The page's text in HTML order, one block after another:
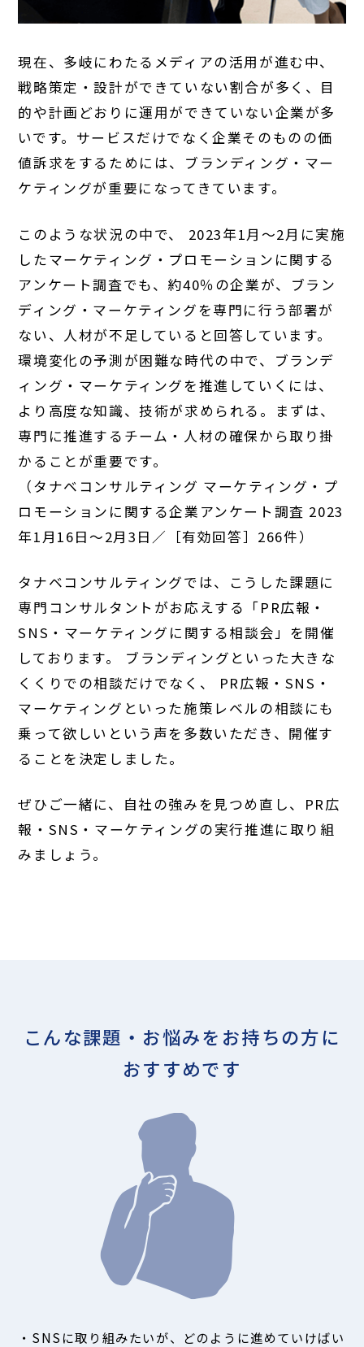
現在、多岐にわたるメディアの活用が進む中、
戦略策定・設計ができていない割合が多く、目
的や計画どおりに運用ができていない企業が多
いです。サービスだけでなく企業そのものの価
値訴求をするためには、ブランディング・マー
ケティングが重要になってきています。
このような状況の中で、 2023年1月～2月に実施
したマーケティング・プロモーションに関する
アンケート調査でも、約40％の企業が、ブラン
ディング・マーケティングを専門に行う部署が
ない、人材が不足していると回答しています。
環境変化の予測が困難な時代の中で、ブランデ
ィング・マーケティングを推進していくには、
より高度な知識、技術が求められる。まずは、
専門に推進するチーム・人材の確保から取り掛
かることが重要です。
（タナベコンサルティング マーケティング・プ
ロモーションに関する企業アンケート調査 2023
年1月16日～2月3日／［有効回答］266件）
タナベコンサルティングでは、こうした課題に
専門コンサルタントがお応えする「PR広報・
SNS・マーケティングに関する相談会」を開催
しております。 ブランディングといった大きな
くくりでの相談だけでなく、 PR広報・SNS・
マーケティングといった施策レベルの相談にも
乗って欲しいという声を多数いただき、開催す
ることを決定しました。
ぜひご一緒に、自社の強みを見つめ直し、PR広
報・SNS・マーケティングの実行推進に取り組
みましょう。
こんな課題・お悩みをお持ちの方に
おすすめです
・SNSに取り組みたいが、どのように進めていけばい